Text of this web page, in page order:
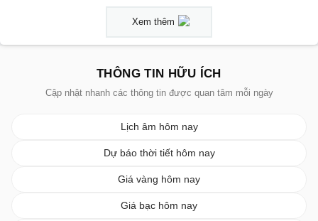
Xem thêm
THÔNG TIN HỮU ÍCH
Cập nhật nhanh các thông tin được quan tâm mỗi ngày
Lịch âm hôm nay
Dự báo thời tiết hôm nay
Giá vàng hôm nay
Giá bạc hôm nay